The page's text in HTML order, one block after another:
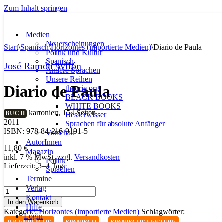
Zum Inhalt springen
Medien
Neuerscheinungen
Politik und Kultur
Spanisch
Andere Sprachen
Unsere Reihen
theorie.org
BLACK BOOKS
WHITE BOOKS
Besserwisser
Sprachen für absolute Anfänger
Vorschau
AutorInnen
Magazin
Politik
Sprachen
Termine
Verlag
Kontakt
Hilfe
Login
Start\Spanisch\Horizontes (importierte Medien)\Diario de Paula
José Ramón Ayllón
Diario de Paula
BUCH kartoniert, 154 Seiten
2011
ISBN: 978-84-216-9191-5
11,80 €
inkl. 7 % MwSt. zzgl. Versandkosten
Lieferzeit:3–4 Tage
Diario
de
Paula
Menge
In den Warenkorb
Kategorie:Horizontes (importierte Medien) Schlagwörter: